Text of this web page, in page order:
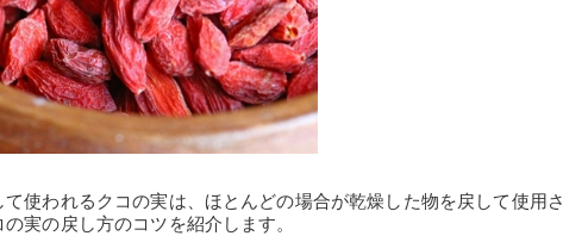
使われるクコの実は、ほとんどの場合が乾燥した物を戻して使用さ
実の戻し方のコツを紹介します。